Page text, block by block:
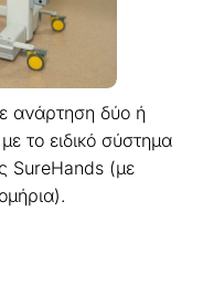
ανάρτηση δύο ή
το ειδικό σύστημα
SureHands (με